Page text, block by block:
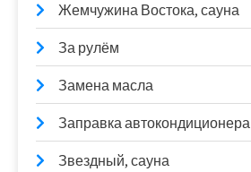
Жемчужина Востока, сауна
За рулём
Замена масла
Заправка автокондиционера
Звездный, сауна